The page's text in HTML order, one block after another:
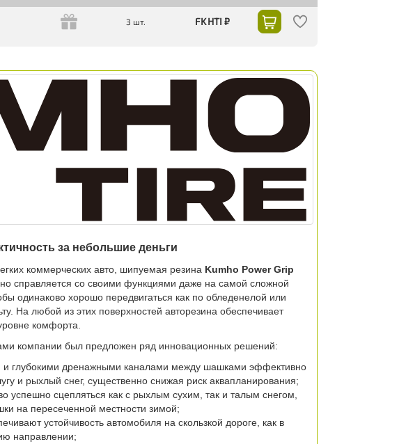
3 шт. FK HTI ₽
за небольшие деньги
коммерческих авто, шипуемая резина Kumho Power Grip
справляется со своими функциями даже на самой сложной
одинаково хорошо передвигаться как по обледенелой или
На любой из этих поверхностей авторезина обеспечивает
комфорта.
компании был предложен ряд инновационных решений:
глубокими дренажными каналами между шашками эффективно
и рыхлый снег, существенно снижая риск аквапланирования;
успешно сцепляться как с рыхлым сухим, так и талым снегом,
на пересеченной местности зимой;
устойчивость автомобиля на скользкой дороге, как в
направлении;